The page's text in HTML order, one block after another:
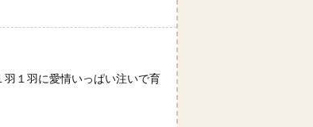
羽１羽に愛情いっぱい注いで育